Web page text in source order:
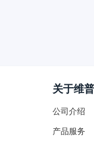
关于维普
公司介绍
产品服务